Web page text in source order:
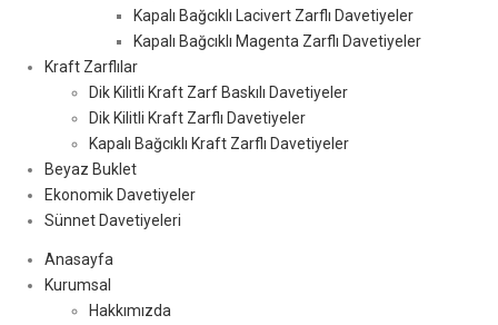
Kapalı Bağcıklı Lacivert Zarflı Davetiyeler
Kapalı Bağcıklı Magenta Zarflı Davetiyeler
Kraft Zarflılar
Dik Kilitli Kraft Zarf Baskılı Davetiyeler
Dik Kilitli Kraft Zarflı Davetiyeler
Kapalı Bağcıklı Kraft Zarflı Davetiyeler
Beyaz Buklet
Ekonomik Davetiyeler
Sünnet Davetiyeleri
Anasayfa
Kurumsal
Hakkımızda